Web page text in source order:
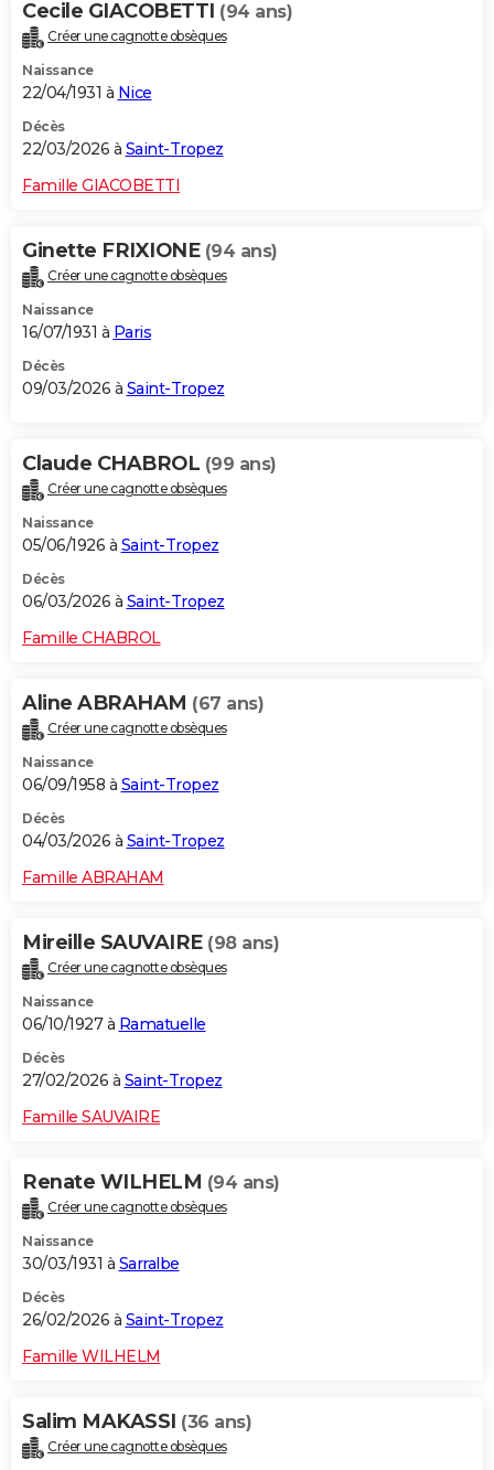
Cecile GIACOBETTI (94 ans)
Créer une cagnotte obsèques
Naissance
22/04/1931 à Nice
Décès
22/03/2026 à Saint-Tropez
Famille GIACOBETTI
Ginette FRIXIONE (94 ans)
Créer une cagnotte obsèques
Naissance
16/07/1931 à Paris
Décès
09/03/2026 à Saint-Tropez
Claude CHABROL (99 ans)
Créer une cagnotte obsèques
Naissance
05/06/1926 à Saint-Tropez
Décès
06/03/2026 à Saint-Tropez
Famille CHABROL
Aline ABRAHAM (67 ans)
Créer une cagnotte obsèques
Naissance
06/09/1958 à Saint-Tropez
Décès
04/03/2026 à Saint-Tropez
Famille ABRAHAM
Mireille SAUVAIRE (98 ans)
Créer une cagnotte obsèques
Naissance
06/10/1927 à Ramatuelle
Décès
27/02/2026 à Saint-Tropez
Famille SAUVAIRE
Renate WILHELM (94 ans)
Créer une cagnotte obsèques
Naissance
30/03/1931 à Sarralbe
Décès
26/02/2026 à Saint-Tropez
Famille WILHELM
Salim MAKASSI (36 ans)
Créer une cagnotte obsèques